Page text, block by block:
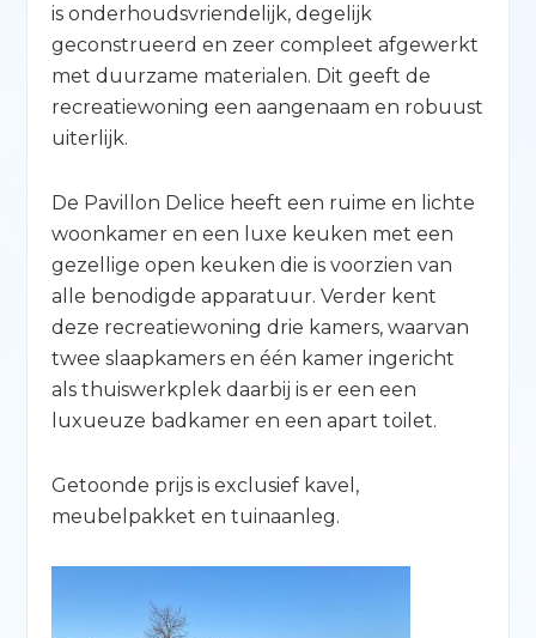
is onderhoudsvriendelijk, degelijk
geconstrueerd en zeer compleet afgewerkt
met duurzame materialen. Dit geeft de
recreatiewoning een aangenaam en robuust
uiterlijk.
De Pavillon Delice heeft een ruime en lichte
woonkamer en een luxe keuken met een
gezellige open keuken die is voorzien van
alle benodigde apparatuur. Verder kent
deze recreatiewoning drie kamers, waarvan
twee slaapkamers en één kamer ingericht
als thuiswerkplek daarbij is er een een
luxueuze badkamer en een apart toilet.
Getoonde prijs is exclusief kavel,
meubelpakket en tuinaanleg.